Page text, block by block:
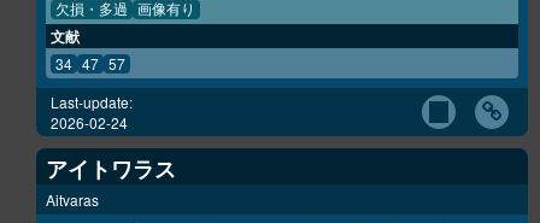
欠損・多過 画像有り
文献
34 47 57
Last-update:
2026-02-24
アイトワラス
Aitvaras